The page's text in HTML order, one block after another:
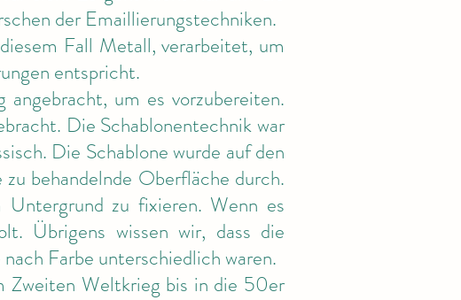
der Emaillierungstechniken.
Fall Metall, verarbeitet, um
entspricht.
um es vorzubereiten.
Die Schablonentechnik war
Die Schablone wurde auf den
behandelnde Oberfläche durch.
zu fixieren. Wenn es
Übrigens wissen wir, dass die
Farbe unterschiedlich waren.
Zweiten Weltkrieg bis in die 50er